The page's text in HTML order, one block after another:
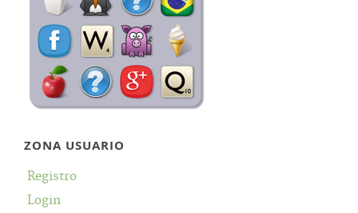
ZONA USUARIO
Registro
Login